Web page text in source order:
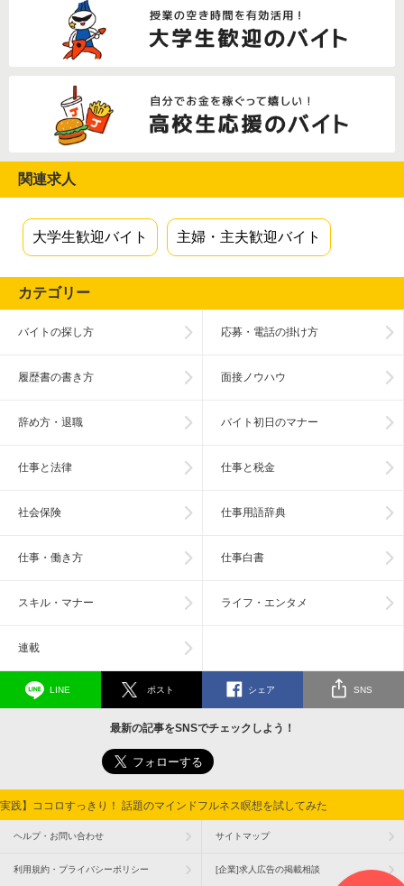
関連求人
大学生歓迎バイト 主婦・主夫歓迎バイト
カテゴリー
バイトの探し方 応募・電話の掛け方
履歴書の書き方 面接ノウハウ
辞め方・退職 バイト初日のマナー
仕事と法律 仕事と税金
社会保険 仕事用語辞典
仕事・働き方 仕事白書
スキル・マナー ライフ・エンタメ
連載
LINE ポスト シェア SNS
最新の記事をSNSでチェックしよう！
践】ココロすっきり！ 話題のマインドフルネス瞑想を試してみた
ヘルプ・お問い合わせ サイトマップ
利用規約・プライバシーポリシー [企業]求人広告の掲載相談